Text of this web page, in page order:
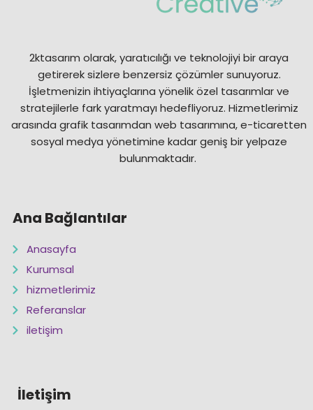
2ktasarım olarak, yaratıcılığı ve teknolojiyi bir araya
getirerek sizlere benzersiz çözümler sunuyoruz.
İşletmenizin ihtiyaçlarına yönelik özel tasarımlar ve
stratejilerle fark yaratmayı hedefliyoruz. Hizmetlerimiz
arasında grafik tasarımdan web tasarımına, e-ticaretten
sosyal medya yönetimine kadar geniş bir yelpaze
bulunmaktadır.
Ana Bağlantılar
Anasayfa
Kurumsal
hizmetlerimiz
Referanslar
iletişim
İletişim